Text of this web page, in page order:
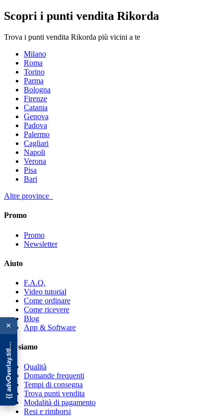
×
{{ advOverlay.title || 'Promo' }}
Scopri i punti vendita Rikorda
Trova i punti vendita Rikorda più vicini a te
Milano
Roma
Torino
Parma
Bologna
Firenze
Catania
Genova
Padova
Palermo
Cagliari
Napoli
Verona
Pisa
Bari
Altre province
Promo
Promo
Newsletter
Aiuto
F.A.Q.
Video tutorial
Come ordinare
Come ricevere
Blog
App & Software
Chi siamo
Qualità
Domande frequenti
Tempi di consegna
Trova punti vendita
Modalità di pagamento
Resi e rimborsi